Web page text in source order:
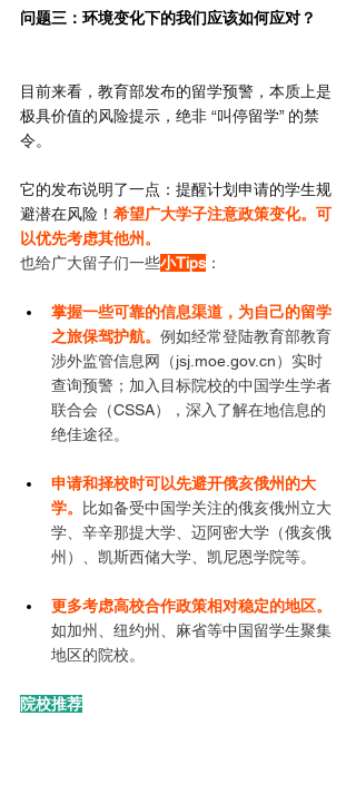
问题三：环境变化下的我们应该如何应对？
目前来看，教育部发布的留学预警，本质上是
极具价值的风险提示，绝非 “叫停留学” 的禁
令。
它的发布说明了一点：提醒计划申请的学生规
避潜在风险！ 希望广大学子注意政策变化。可
以优先考虑其他州。
也给广大留子们一些小Tips ：
掌握一些可靠的信息渠道，为自己的留学
之旅保驾护航。 例如经常登陆教育部教育
涉外监管信息网（jsj.moe.gov.cn）实时
查询预警；加入目标院校的中国学生学者
联合会（CSSA），深入了解在地信息的
绝佳途径。
申请和择校时可以先避开俄亥俄州的大
学。
比如备受中国学关注的俄亥俄州立大
学、辛辛那提大学、迈阿密大学（俄亥俄
州）、凯斯西储大学、凯尼恩学院等。
更多考虑高校合作政策相对稳定的地区。
如加州、纽约州、麻省等中国留学生聚集
地区的院校。
院校推荐